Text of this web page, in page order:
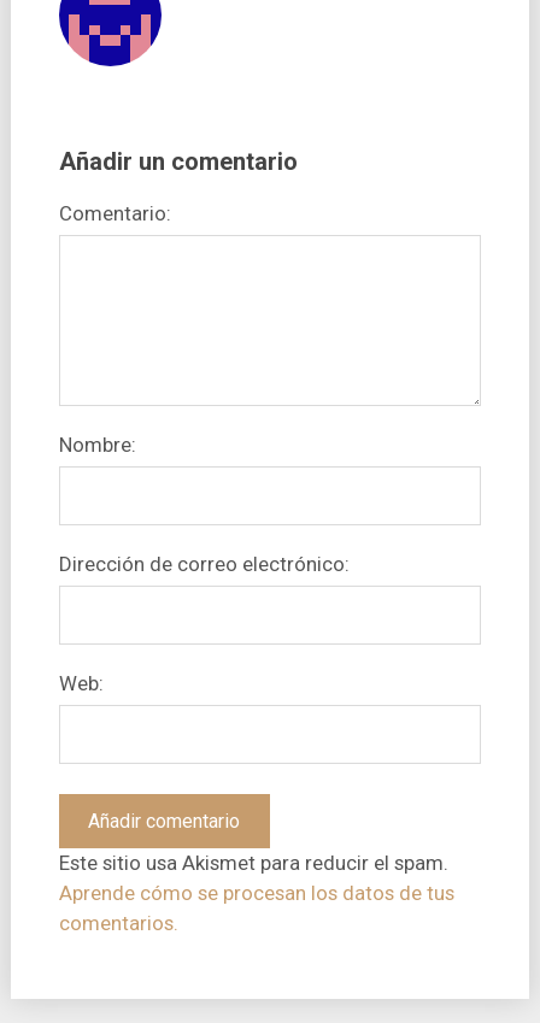
Añadir un comentario
Comentario:
Nombre:
Dirección de correo electrónico:
Web:
Este sitio usa Akismet para reducir el spam.
Aprende cómo se procesan los datos de tus
comentarios.